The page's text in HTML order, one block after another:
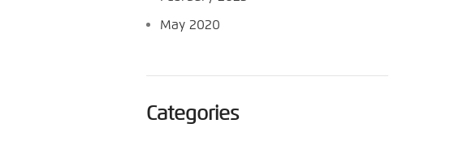
May 2020
Categories